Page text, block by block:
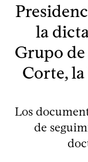
la
Grupo
Corte,
Los
de